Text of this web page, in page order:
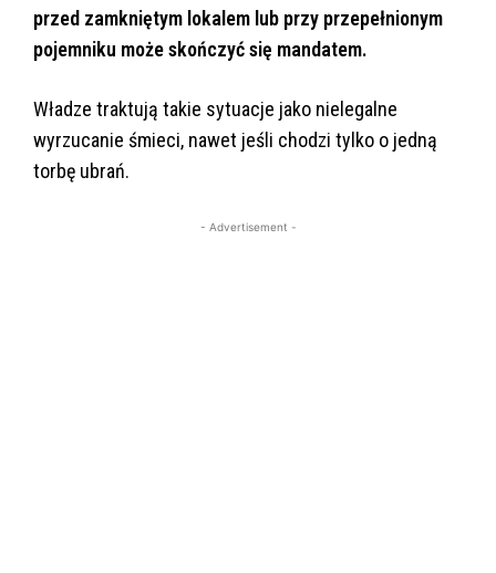
przed zamkniętym lokalem lub przy przepełnionym
pojemniku może skończyć się mandatem.
Władze traktują takie sytuacje jako nielegalne
wyrzucanie śmieci, nawet jeśli chodzi tylko o jedną
torbę ubrań.
- Advertisement -